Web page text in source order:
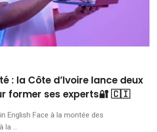
: la Côte d’Ivoire lance deux
former ses experts🔐 🇨🇮
English Face à la montée des
la ...